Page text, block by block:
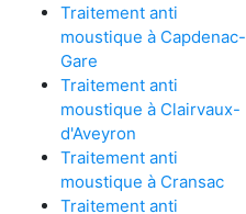
Traitement anti
moustique à Capdenac-
Gare
Traitement anti
moustique à Clairvaux-
d'Aveyron
Traitement anti
moustique à Cransac
Traitement anti